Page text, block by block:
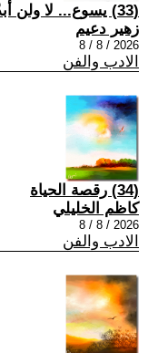
(33) يسوع... لا ولن أبدّلك بكلّ مجد الدنيا
زهير دعيم
2026 / 8 / 8
الادب والفن
(34) رقصة الحياة
كاظم الخليلي
2026 / 8 / 8
الادب والفن